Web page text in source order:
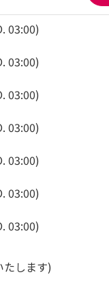
03:00)
03:00)
03:00)
03:00)
03:00)
03:00)
03:00)
します)